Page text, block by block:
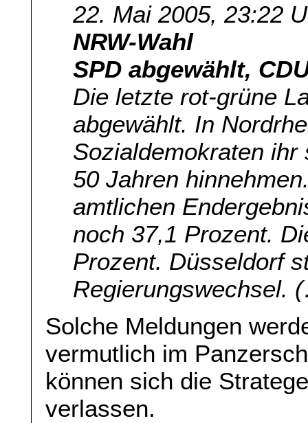
22. Mai 2005, 23:22
NRW-Wahl
SPD abgewählt,
Die letzte rot-grüne
abgewählt. In
Sozialdemokraten
50 Jahren
amtlichen
noch 37,1 Prozent.
Prozent. Düsseldorf
Regierungswechsel.
Solche Meldungen
vermutlich im
können sich die
verlassen.